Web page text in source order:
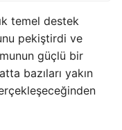
temel destek
pekiştirdi ve
güçlü bir
bazıları yakın